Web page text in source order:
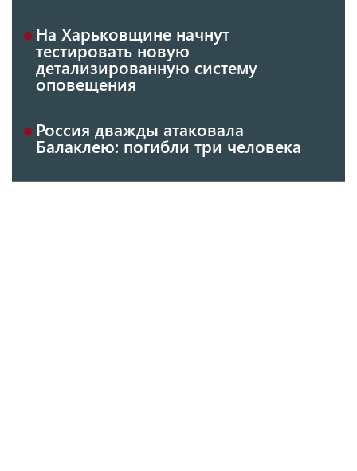
На Харьковщине начнут
тестировать новую
детализированную систему
оповещения
Россия дважды атаковала
Балаклею: погибли три человека